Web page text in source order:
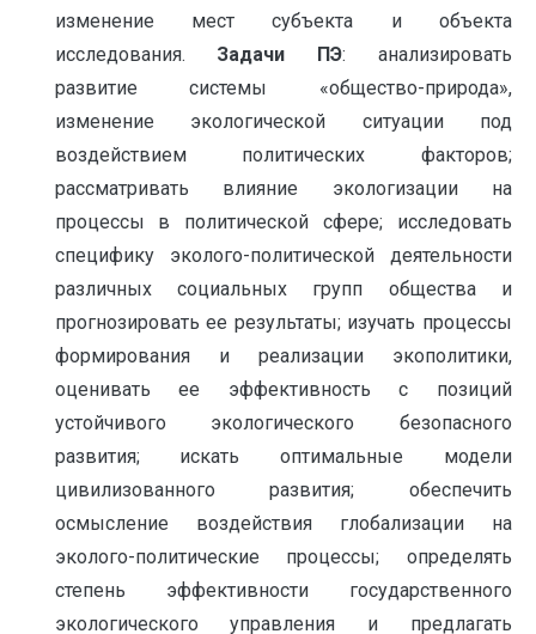
изменение мест субъекта и объекта
исследования. Задачи ПЭ: анализировать
развитие системы «общество-природа»,
изменение экологической ситуации под
воздействием политических факторов;
рассматривать влияние экологизации на
процессы в политической сфере; исследовать
специфику эколого-политической деятельности
различных социальных групп общества и
прогнозировать ее результаты; изучать процессы
формирования и реализации экополитики,
оценивать ее эффективность с позиций
устойчивого экологического безопасного
развития; искать оптимальные модели
цивилизованного развития; обеспечить
осмысление воздействия глобализации на
эколого-политические процессы; определять
степень эффективности государственного
экологического управления и предлагать